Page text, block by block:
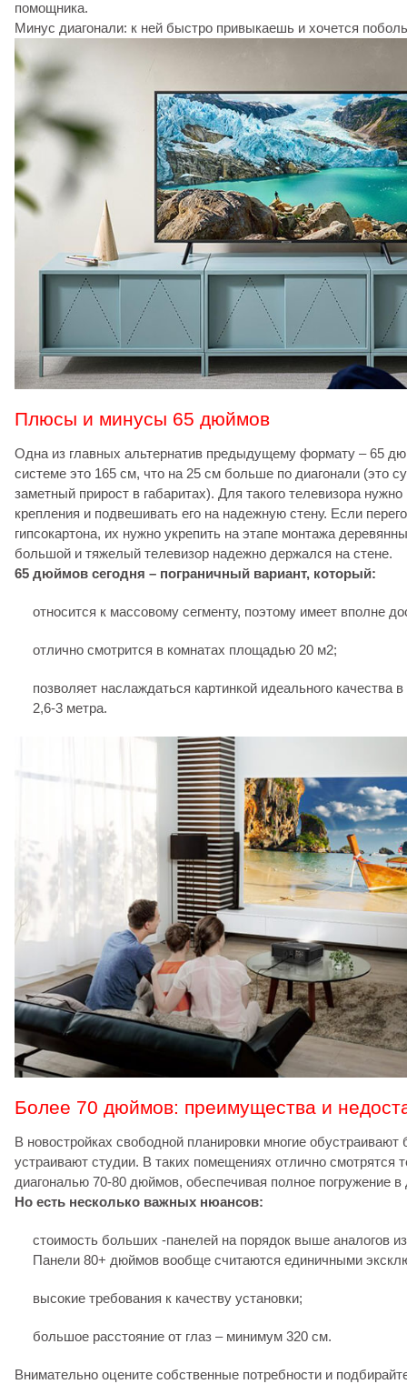
помощника.
Минус диагонали: к ней быстро привыкаешь и хочется
Плюсы и минусы 65 дюймов
Одна из главных альтернатив предыдущему формату – 65
системе это 165 см, что на 25 см больше по диагонали (это
заметный прирост в габаритах). Для такого телевизора
крепления и подвешивать его на надежную стену. Если
гипсокартона, их нужно укрепить на этапе монтажа
большой и тяжелый телевизор надежно держался на стене.
65 дюймов сегодня – пограничный вариант, который:
относится к массовому сегменту, поэтому имеет вполне
отлично смотрится в комнатах площадью 20 м2;
позволяет наслаждаться картинкой идеального качества
2,6-3 метра.
Более 70 дюймов: преимущества и
В новостройках свободной планировки многие
устраивают студии. В таких помещениях отлично смотрятся
диагональю 70-80 дюймов, обеспечивая полное погружение в
Но есть несколько важных нюансов:
стоимость больших -панелей на порядок выше аналогов
Панели 80+ дюймов вообще считаются единичными
высокие требования к качеству установки;
большое расстояние от глаз – минимум 320 см.
Внимательно оцените собственные потребности и